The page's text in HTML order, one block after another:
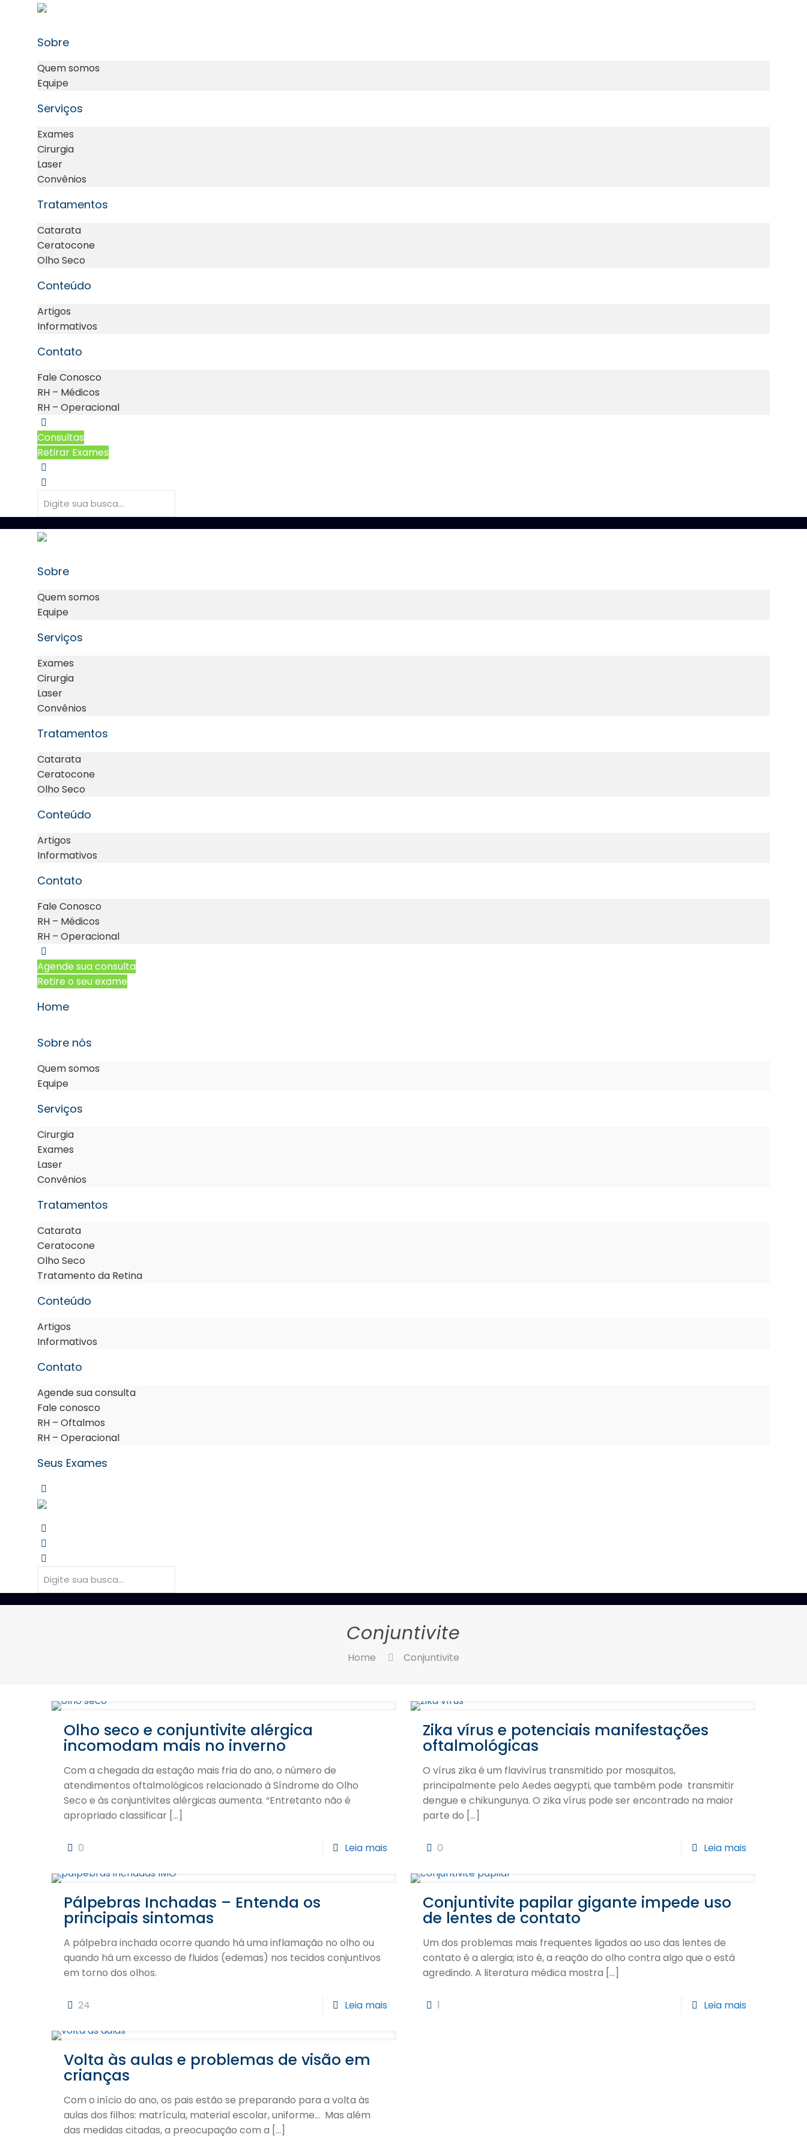
Sobre
Quem somos
Equipe
Serviços
Exames
Cirurgia
Laser
Convênios
Tratamentos
Catarata
Ceratocone
Olho Seco
Conteúdo
Artigos
Informativos
Contato
Fale Conosco
RH – Médicos
RH – Operacional
Consultas
Retirar Exames
Sobre
Quem somos
Equipe
Serviços
Exames
Cirurgia
Laser
Convênios
Tratamentos
Catarata
Ceratocone
Olho Seco
Conteúdo
Artigos
Informativos
Contato
Fale Conosco
RH – Médicos
RH – Operacional
Agende sua consulta
Retire o seu exame
Home
Sobre nós
Quem somos
Equipe
Serviços
Cirurgia
Exames
Laser
Convênios
Tratamentos
Catarata
Ceratocone
Olho Seco
Tratamento da Retina
Conteúdo
Artigos
Informativos
Contato
Agende sua consulta
Fale conosco
RH – Oftalmos
RH – Operacional
Seus Exames
Conjuntivite
Home Conjuntivite
Olho seco e conjuntivite alérgica
incomodam mais no inverno
Com a chegada da estação mais fria do ano, o número de
atendimentos oftalmológicos relacionado à Síndrome do Olho
Seco e às conjuntivites alérgicas aumenta. “Entretanto não é
apropriado classificar[…]
0 Leia mais
Zika vírus e potenciais manifestações
oftalmológicas
O vírus zika é um flavivírus transmitido por mosquitos,
principalmente pelo Aedes aegypti, que também pode transmitir
dengue e chikungunya. O zika vírus pode ser encontrado na maior
parte do […]
0 Leia mais
Pálpebras Inchadas – Entenda os
principais sintomas
A pálpebra inchada ocorre quando há uma inflamação no olho ou
quando há um excesso de fluidos (edemas) nos tecidos conjuntivos
em torno dos olhos.
24 Leia mais
Conjuntivite papilar gigante impede uso
de lentes de contato
Um dos problemas mais frequentes ligados ao uso das lentes de
contato é a alergia; isto é, a reação do olho contra algo que o está
agredindo. A literatura médica mostra […]
1 Leia mais
Volta às aulas e problemas de visão em
crianças
Com o início do ano, os pais estão se preparando para a volta às
aulas dos filhos: matrícula, material escolar, uniforme… Mas além
das medidas citadas, a preocupação com a […]